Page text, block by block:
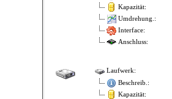
Kapazität:
Umdrehung.:
Interface:
Anschluss:
Laufwerk:
Beschreib.:
Kapazität: